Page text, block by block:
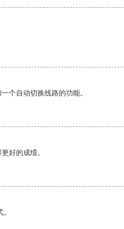
个自动切换线路的功能。
好的成绩。